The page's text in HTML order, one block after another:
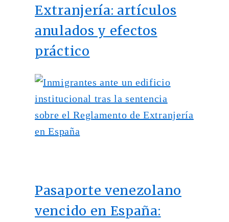
Extranjería: artículos
anulados y efectos
práctico
Pasaporte venezolano
vencido en España: